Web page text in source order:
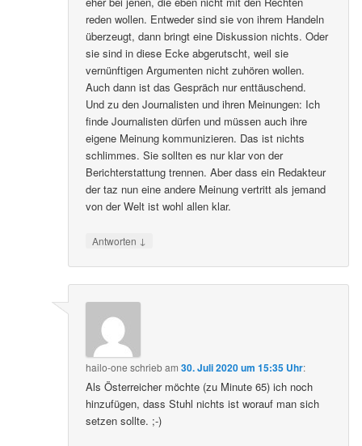
reden wollen. Entweder sind sie von ihrem Handeln
überzeugt, dann bringt eine Diskussion nichts. Oder
sie sind in diese Ecke abgerutscht, weil sie
vernünftigen Argumenten nicht zuhören wollen.
Auch dann ist das Gespräch nur enttäuschend.
Und zu den Journalisten und ihren Meinungen: Ich
finde Journalisten dürfen und müssen auch ihre
eigene Meinung kommunizieren. Das ist nichts
schlimmes. Sie sollten es nur klar von der
Berichterstattung trennen. Aber dass ein Redakteur
der taz nun eine andere Meinung vertritt als jemand
von der Welt ist wohl allen klar.
Antworten ↓
hailo-one schriebam30. Juli 2020 um 15:35 Uhr:
Als Österreicher möchte (zu Minute 65) ich noch
hinzufügen, dass Stuhl nichts ist worauf man sich
setzen sollte. ;-)